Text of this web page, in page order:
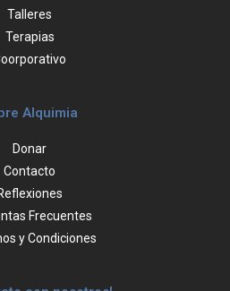
Talleres
Terapias
Alquimia
Donar
Contacto
Frecuentes
y Condiciones